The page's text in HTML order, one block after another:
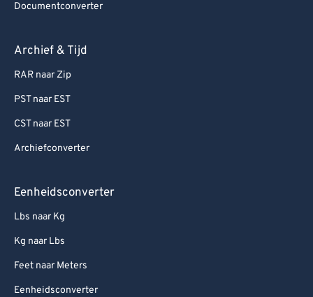
Documentconverter
Archief & Tijd
RAR naar Zip
PST naar EST
CST naar EST
Archiefconverter
Eenheidsconverter
Lbs naar Kg
Kg naar Lbs
Feet naar Meters
Eenheidsconverter